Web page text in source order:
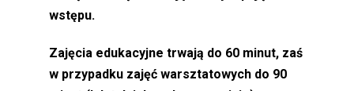
wstępu.
Zajęcia edukacyjne trwają do 60 minut, zaś
w przypadku zajęć warsztatowych do 90